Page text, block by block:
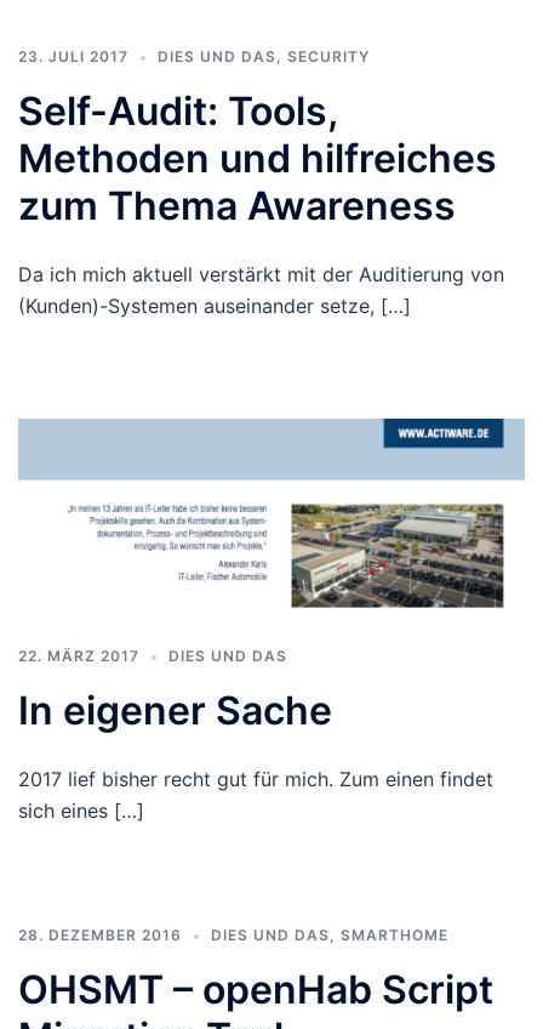
23. JULI 2017 DIES UND DAS, SECURITY
Self-Audit: Tools,
Methoden und hilfreiches
zum Thema Awareness
Da ich mich aktuell verstärkt mit der Auditierung von
(Kunden)-Systemen auseinander setze, […]
22. MÄRZ 2017 DIES UND DAS
In eigener Sache
2017 lief bisher recht gut für mich. Zum einen findet
sich eines […]
28. DEZEMBER 2016 DIES UND DAS SMARTHOME
OHSMT – openHab Script